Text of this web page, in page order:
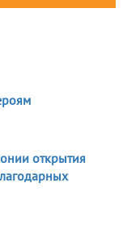
открытия